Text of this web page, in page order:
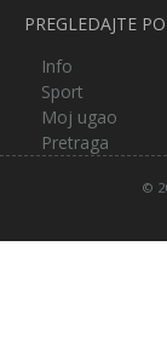
PREGLEDAJTE
Info
Sport
Moj ugao
Pretraga
©